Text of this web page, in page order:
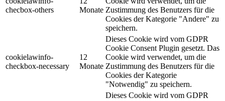
checbox-others
Monate Zustimmung des Benutzers für die
Cookies der Kategorie "Andere" zu
speichern.
cookielawinfo-
checkbox-necessary
12
Monate
Dieses Cookie wird vom GDPR
Cookie Consent Plugin gesetzt. Das
Cookie wird verwendet, um die
Zustimmung des Benutzers für die
Cookies der Kategorie
"Notwendig" zu speichern.
Dieses Cookie wird vom GDPR